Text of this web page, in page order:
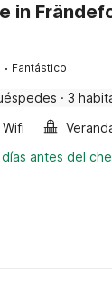
in
· Fantástico
· 3
Wifi
antes del